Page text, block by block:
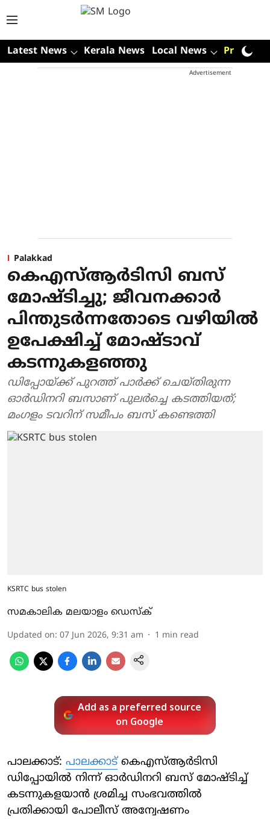
Latest News Kerala News Local News Premium
Advertisement
Palakkad
കെഎസ്ആർടിസി ബസ്
മോഷ്ടിച്ചു; ജീവനക്കാർ
പിന്തുടർന്നതോടെ വഴിയിൽ
ഉപേക്ഷിച്ച് മോഷ്ടാവ്
കടന്നുകളഞ്ഞു
ഡിപ്പോയ്ക്ക് പുറത്ത് പാർക്ക് ചെയ്തിരുന്ന
ഓർഡിനറി ബസാണ് പുലർച്ചെ കടത്തിയത്;
മംഗളം ടവറിന് സമീപം ബസ് കണ്ടെത്തി
KSRTC bus stolen
സമകാലിക മലയാളം ഡെസ്ക്
Updated on: 07 Jun 2026, 9:31 am 1 min read
Add as a preferred source
on Google
പാലക്കാട്: പാലക്കാട്കെഎസ്ആർടിസി
ഡിപ്പോയിൽ നിന്ന് ഓർഡിനറി ബസ് മോഷ്ടിച്ച്
കടന്നുകളയാൻ ശ്രമിച്ച സംഭവത്തിൽ
പ്രതിക്കായി പോലീസ് അന്വേഷണം